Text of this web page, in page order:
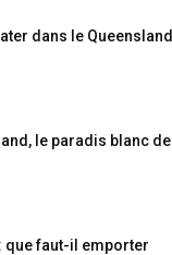
dans le Queensland
le paradis blanc de
que faut-il emporter